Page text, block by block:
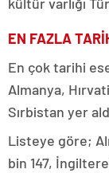
EN FAZLA
En çok tarihi
Almanya,
Sırbistan yer
Listeye göre;
bin 147,